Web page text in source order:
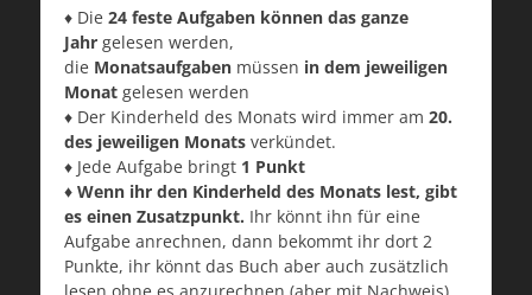
♦ Die 24 feste Aufgaben können das ganze
Jahr gelesen werden,
die Monatsaufgaben müssen in dem jeweiligen
Monat gelesen werden
♦ Der Kinderheld des Monats wird immer am 20.
des jeweiligen Monats verkündet.
♦ Jede Aufgabe bringt 1 Punkt
♦ Wenn ihr den Kinderheld des Monats lest, gibt
es einen Zusatzpunkt. Ihr könnt ihn für eine
Aufgabe anrechnen, dann bekommt ihr dort 2
Punkte, ihr könnt das Buch aber auch zusätzlich
lesen ohne es anzurechnen (aber mit Nachweis)